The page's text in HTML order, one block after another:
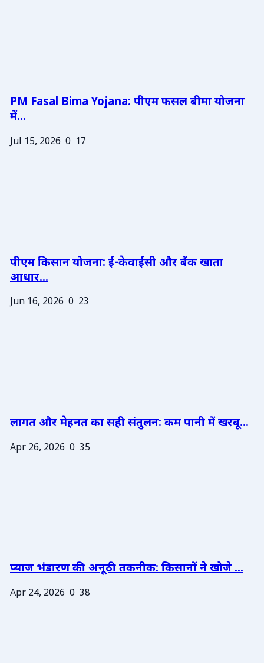
PM Fasal Bima Yojana: पीएम फसल बीमा योजना
में...
Jul 15, 2026 0 17
पीएम किसान योजना: ई-केवाईसी और बैंक खाता
आधार...
Jun 16, 2026 0 23
लागत और मेहनत का सही संतुलन: कम पानी में खरबू...
Apr 26, 2026 0 35
प्याज भंडारण की अनूठी तकनीक: किसानों ने खोजे ...
Apr 24, 2026 0 38